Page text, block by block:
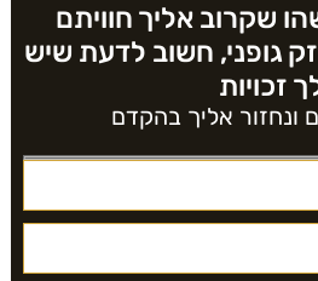
שקרוב אליך חוויתם
גופני, חשוב לדעת שיש
זכויות
ונחזור אליך בהקדם